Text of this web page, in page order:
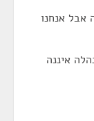
אבל אנחנו
איננה